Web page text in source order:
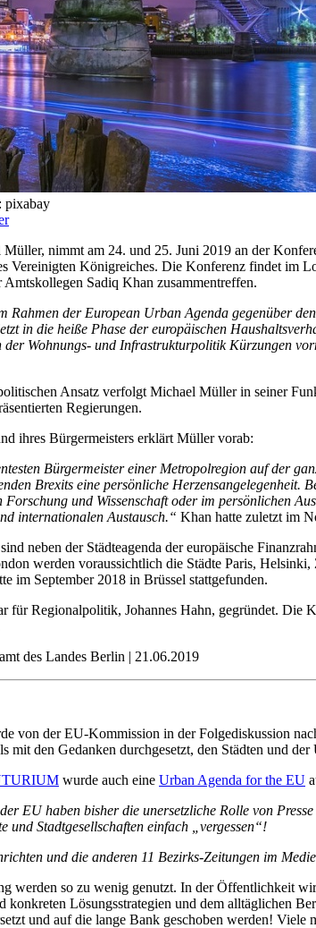
pixabay
nimmt am 24. und 25. Juni 2019 an der
Vereinigten Königreiches. Die Konferenz findet im
Sadiq Khan zusammentreffen.
Rahmen der European Urban Agenda gegenüber
in die heiße Phase der europäischen
Wohnungs- und Infrastrukturpolitik Kürzungen
Ansatz verfolgt Michael Müller in seiner
Regierungen.
ihres Bürgermeisters erklärt Müller vorab:
Bürgermeister einer Metropolregion auf der
Brexits eine persönliche
und Wissenschaft oder im persönlichen
internationalen Austausch.“ Khan hatte zuletzt im
neben der Städteagenda der europäische
werden voraussichtlich die Städte Paris,
im September 2018 in Brüssel stattgefunden.
Regionalpolitik, Johannes Hahn, gegründet. Die
des Landes Berlin | 21.06.2019
von der EU-Kommission in der Folgediskussion
mit den Gedanken durchgesetzt, den Städten und
wurde auch eine Urban Agenda for the EU
EU haben bisher die unersetzliche Rolle von
Stadtgesellschaften einfach „vergessen“!
und die anderen 11 Bezirks-Zeitungen im
werden so zu wenig genutzt. In der Öffentlichkeit
konkreten Lösungsstrategien und dem alltäglichen
und auf die lange Bank geschoben werden! Viele